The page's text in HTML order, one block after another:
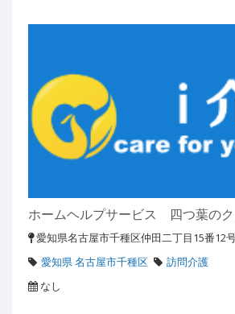
ホームヘルプサービス 四つ葉の
愛知県名古屋市千種区仲田二丁目15番
愛知県 名古屋市千種区
訪問介護
なし